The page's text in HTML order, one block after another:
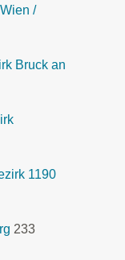
/
Bruck an
1190
233